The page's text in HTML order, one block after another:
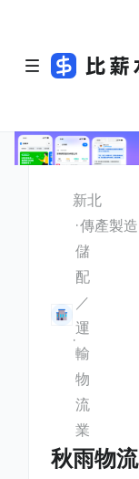
新北
傳產製造
儲
配
／
運
輸
物
流
業
秋雨物流